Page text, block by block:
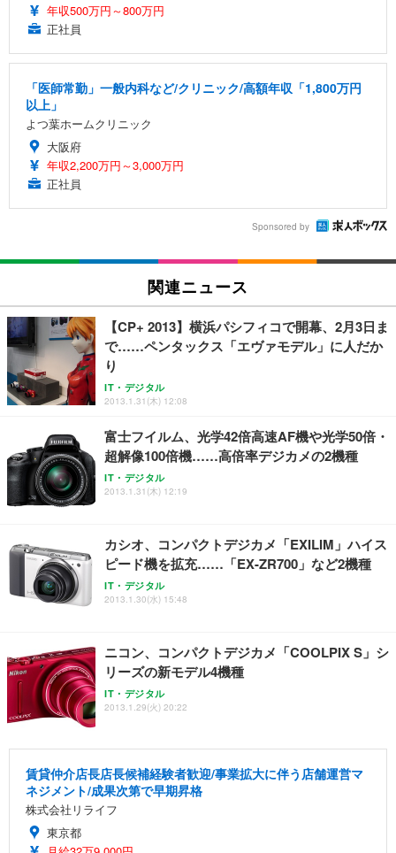
年収500万円～800万円
正社員
「医師常勤」一般内科など/クリニック/高額年収「1,800万円
以上」
よつ葉ホームクリニック
大阪府
年収2,200万円～3,000万円
正社員
Sponsored by
関連ニュース
【CP+ 2013】横浜パシフィコで開幕、2月3日ま
で……ペンタックス「エヴァモデル」に人だか
り
IT・デジタル
2013.1.31(木) 12:08
富士フイルム、光学42倍高速AF機や光学50倍・
超解像100倍機……高倍率デジカメの2機種
IT・デジタル
2013.1.31(木) 12:19
カシオ、コンパクトデジカメ「EXILIM」ハイス
ピード機を拡充……「EX-ZR700」など2機種
IT・デジタル
2013.1.30(水) 15:48
ニコン、コンパクトデジカメ「COOLPIX S」シ
リーズの新モデル4機種
IT・デジタル
2013.1.29(火) 20:22
賃貸仲介店長店長候補経験者歓迎/事業拡大に伴う店舗運営マ
ネジメント/成果次第で早期昇格
株式会社リライフ
東京都